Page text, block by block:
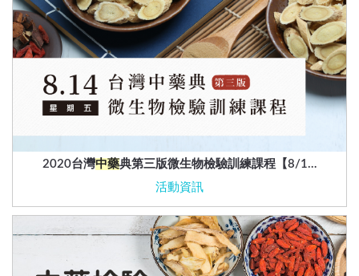
2020台灣中藥典第三版微生物檢驗訓練課程【8/1…
活動資訊